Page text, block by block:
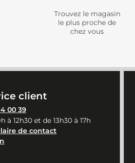
Trouvez le magasin
le plus proche de
chez vous
client
00 39
12h30 et de 13h30 à 17h
de contact